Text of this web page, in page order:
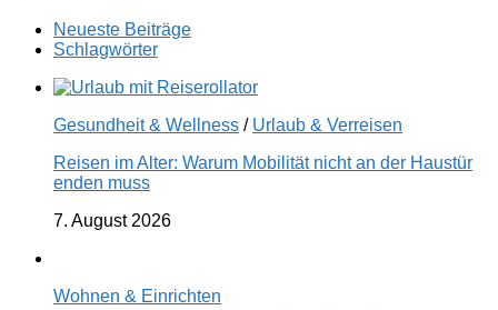
Neueste Beiträge
Schlagwörter
Gesundheit & Wellness / Urlaub & Verreisen
Reisen im Alter: Warum Mobilität nicht an der Haustür
enden muss
7. August 2026
Wohnen & Einrichten